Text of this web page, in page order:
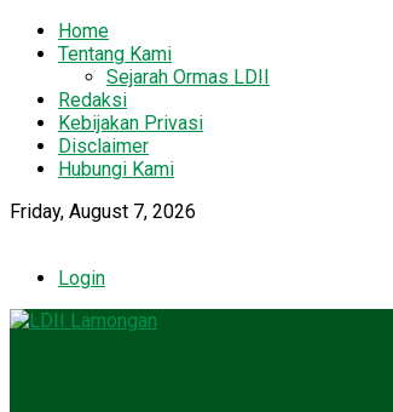
Home
Tentang Kami
Sejarah Ormas LDII
Redaksi
Kebijakan Privasi
Disclaimer
Hubungi Kami
Friday, August 7, 2026
Login